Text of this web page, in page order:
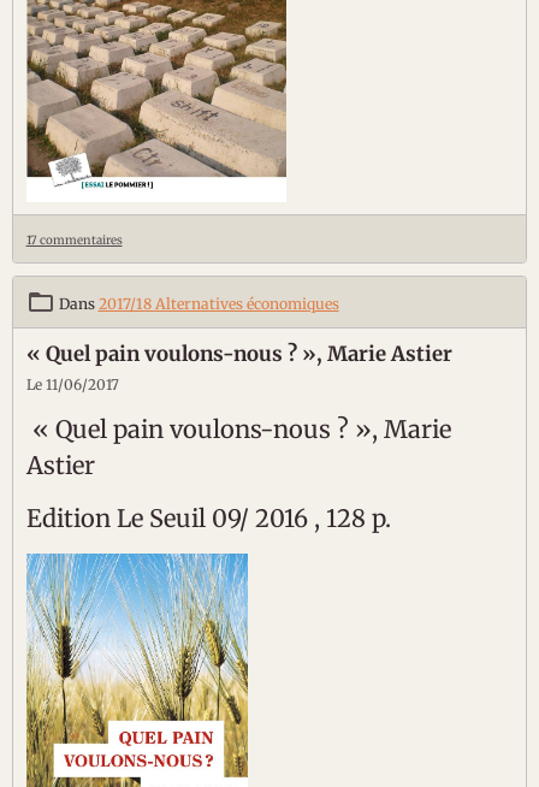
17 commentaires
Dans 2017/18 Alternatives économiques
« Quel pain voulons-nous ? », Marie Astier
Le 11/06/2017
« Quel pain voulons-nous ? », Marie
Astier
Edition Le Seuil 09/ 2016 , 128 p.